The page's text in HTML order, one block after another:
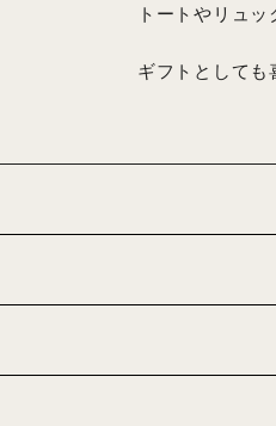
トートやリュ
ギフトとして